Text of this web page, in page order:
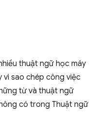
thuật ngữ học máy
vì sao chép công việc
từ và thuật ngữ
có trong Thuật ngữ